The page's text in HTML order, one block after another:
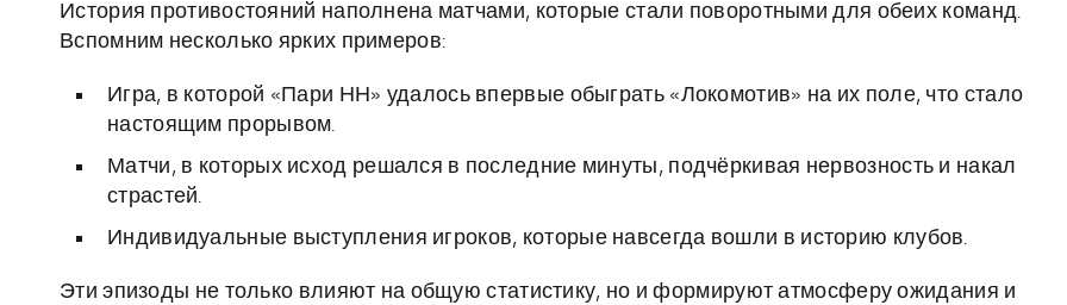
История противостояний наполнена матчами, которые стали поворотными для обеих команд.
Вспомним несколько ярких примеров:
Игра, в которой «Пари НН» удалось впервые обыграть «Локомотив» на их поле, что стало
настоящим прорывом.
Матчи, в которых исход решался в последние минуты, подчёркивая нервозность и накал
страстей.
Индивидуальные выступления игроков, которые навсегда вошли в историю клубов.
Эти эпизоды не только влияют на общую статистику, но и формируют атмосферу ожидания и